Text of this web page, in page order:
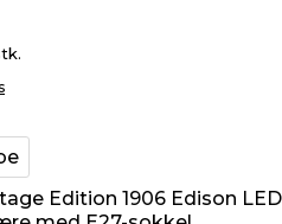
Edition 1906 Edison